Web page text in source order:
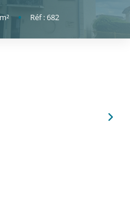
m² • Réf : 682